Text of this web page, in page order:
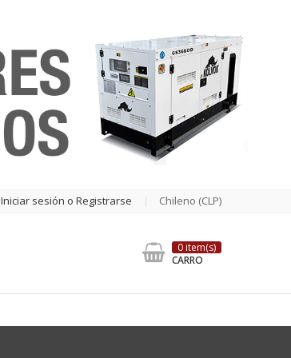
Iniciar sesión o Registrarse Chileno (CLP)
0 item(s)
CARRO